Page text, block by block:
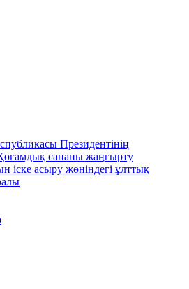
Президентінің
сананы жаңғырту
іске асыру жөніндегі ұлттық